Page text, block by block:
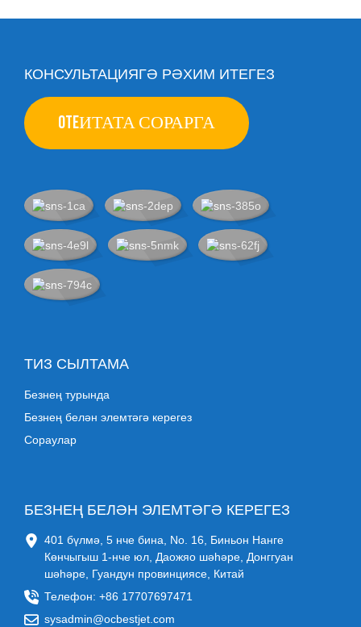
КОНСУЛЬТАЦИЯГӘ РӘХИМ ИТЕГЕЗ
OTEИТАТА СОРАРГА
ТИЗ СЫЛТАМА
Безнең турында
Безнең белән элемтәгә керегез
Сораулар
БЕЗНЕҢ БЕЛӘН ЭЛЕМТӘГӘ КЕРЕГЕЗ
401 бүлмә, 5 нче бина, No. 16, Биньон Нанге
Көнчыгыш 1-нче юл, Даожяо шәһәре, Донггуан
шәһәре, Гуандун провинциясе, Китай
Телефон: +86 17707697471
sysadmin@ocbestjet.com